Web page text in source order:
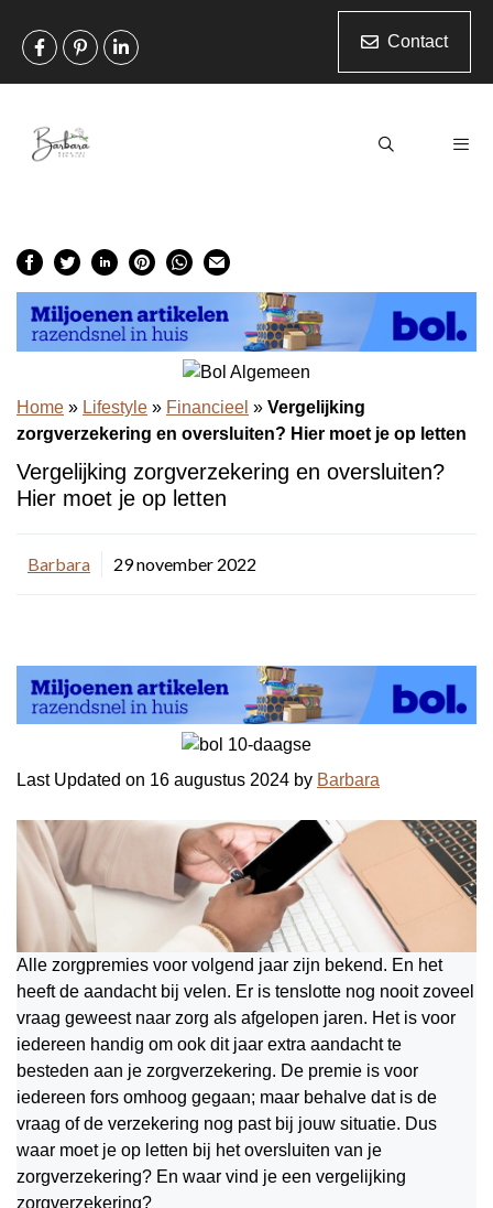
naar
Contact
Home » Lifestyle » Financieel » Vergelijking
zorgverzekering en oversluiten? Hier moet je op letten
Vergelijking zorgverzekering en oversluiten?
Hier moet je op letten
Barbara 29 november 2022
Last Updated on 16 augustus 2024 by Barbara
Alle zorgpremies voor volgend jaar zijn bekend. En het
heeft de aandacht bij velen. Er is tenslotte nog nooit zoveel
vraag geweest naar zorg als afgelopen jaren. Het is voor
iedereen handig om ook dit jaar extra aandacht te
besteden aan je zorgverzekering. De premie is voor
iedereen fors omhoog gegaan; maar behalve dat is de
vraag of de verzekering nog past bij jouw situatie. Dus
waar moet je op letten bij het oversluiten van je
zorgverzekering? En waar vind je een vergelijking
zorgverzekering?